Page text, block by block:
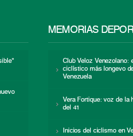
MEMORIAS
Club Veloz Venezolano:
ciclístico más longevo
Venezuela
Vera Fortique: voz de la
del 41
Inicios del ciclismo en